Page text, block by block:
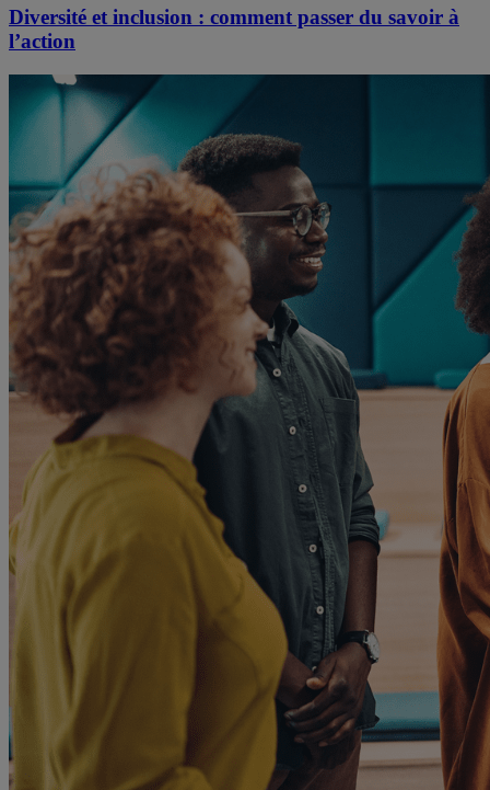
Diversité et inclusion : comment passer du savoir à
l’action